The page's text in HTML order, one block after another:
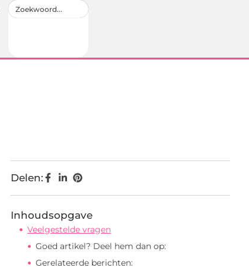
Delen:
Inhoudsopgave
Veelgestelde vragen
Goed artikel? Deel hem dan op:
Gerelateerde berichten: